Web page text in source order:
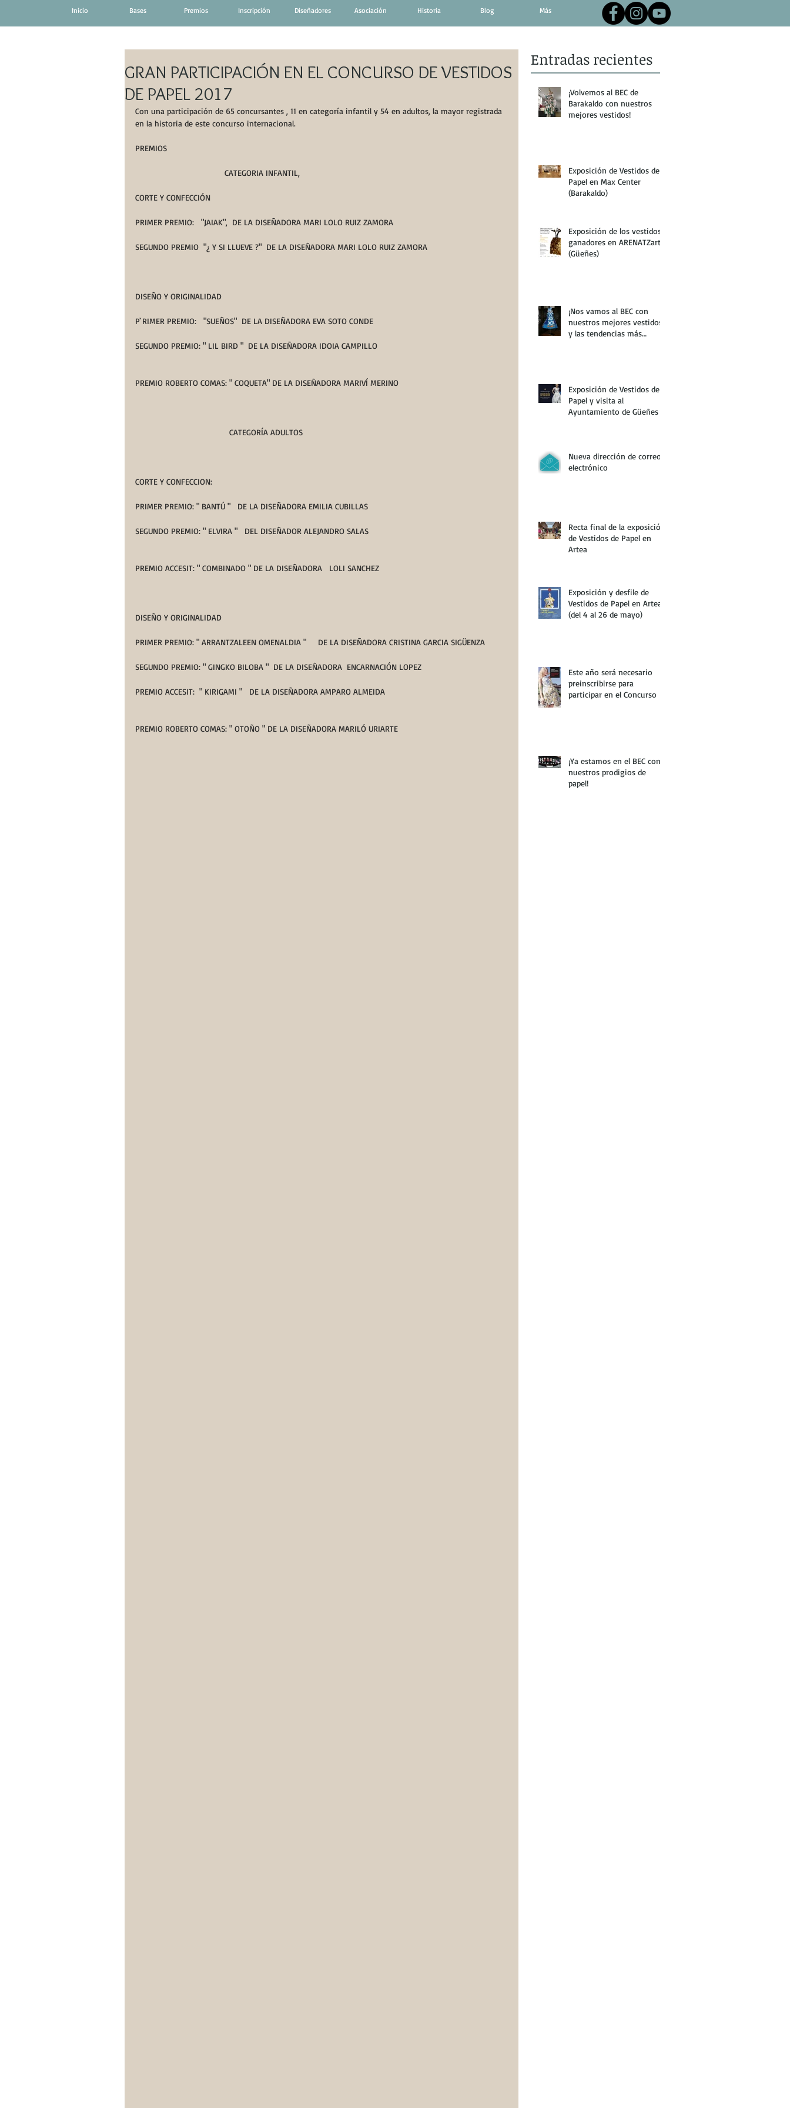
Inicio Bases Premios Inscripción Diseñadores Asociación Historia Blog Más
GRAN PARTICIPACIÓN EN EL CONCURSO DE VESTIDOS
DE PAPEL 2017
Con una participación de 65 concursantes , 11 en categoría infantil y 54 en adultos, la mayor registrada
en la historia de este concurso internacional.
PREMIOS
                                      CATEGORIA INFANTIL,
CORTE Y CONFECCIÓN
PRIMER PREMIO:   "JAIAK",  DE LA DISEÑADORA MARI LOLO RUIZ ZAMORA
SEGUNDO PREMIO  "¿ Y SI LLUEVE ?"  DE LA DISEÑADORA MARI LOLO RUIZ ZAMORA
DISEÑO Y ORIGINALIDAD
P`RIMER PREMIO:   "SUEÑOS"  DE LA DISEÑADORA EVA SOTO CONDE
SEGUNDO PREMIO: " LIL BIRD "  DE LA DISEÑADORA IDOIA CAMPILLO
PREMIO ROBERTO COMAS: " COQUETA" DE LA DISEÑADORA MARIVÍ MERINO
                                        CATEGORÍA ADULTOS
CORTE Y CONFECCION:
PRIMER PREMIO: " BANTÚ "   DE LA DISEÑADORA EMILIA CUBILLAS
SEGUNDO PREMIO: " ELVIRA "   DEL DISEÑADOR ALEJANDRO SALAS
PREMIO ACCESIT: " COMBINADO " DE LA DISEÑADORA   LOLI SANCHEZ
DISEÑO Y ORIGINALIDAD
PRIMER PREMIO: " ARRANTZALEEN OMENALDIA "     DE LA DISEÑADORA CRISTINA GARCIA SIGÜENZA
SEGUNDO PREMIO: " GINGKO BILOBA "  DE LA DISEÑADORA  ENCARNACIÓN LOPEZ
PREMIO ACCESIT:  " KIRIGAMI "   DE LA DISEÑADORA AMPARO ALMEIDA
PREMIO ROBERTO COMAS: " OTOÑO " DE LA DISEÑADORA MARILÓ URIARTE
Entradas recientes
¡Volvemos al BEC de
Barakaldo con nuestros
mejores vestidos!
Exposición de Vestidos de
Papel en Max Center
(Barakaldo)
Exposición de los vestidos
ganadores en ARENATZarte
(Güeñes)
¡Nos vamos al BEC con
nuestros mejores vestidos
y las tendencias más
Exposición de Vestidos de
Papel y visita al
Ayuntamiento de Güeñes
Nueva dirección de correo
electrónico
Recta final de la exposición
de Vestidos de Papel en
Artea
Exposición y desfile de
Vestidos de Papel en Artea
(del 4 al 26 de mayo)
Este año será necesario
preinscribirse para
participar en el Concurso
¡Ya estamos en el BEC con
nuestros prodigios de
papel!